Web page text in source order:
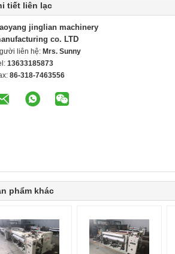
tiết liên lạc
jinglian machinery
co. LTD
liên hệ: Mrs. Sunny
13633185873
86-318-7463556
phẩm khác